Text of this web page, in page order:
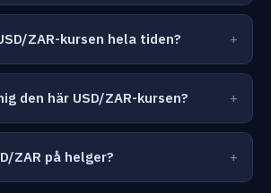
ZAR-kursen hela tiden?
den här USD/ZAR-kursen?
ZAR på helger?